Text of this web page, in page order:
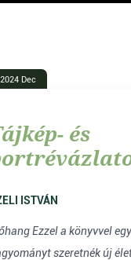
2024 Dec
és
ISTVÁN
Ezzel a könyvvel
szeretnék új